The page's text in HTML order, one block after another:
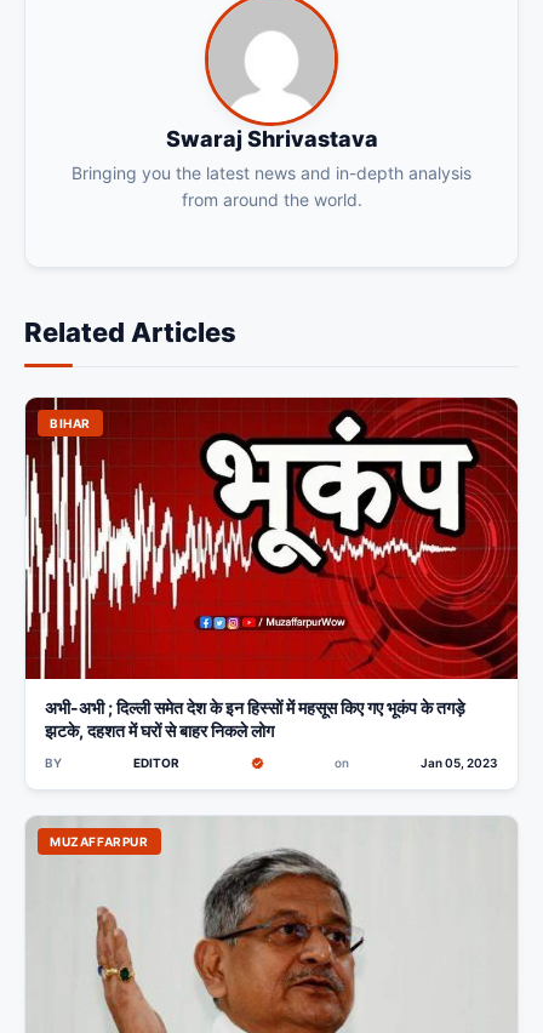
Swaraj Shrivastava
Bringing you the latest news and in-depth analysis
from around the world.
Related Articles
BIHAR
अभी-अभी ; दिल्ली समेत देश के इन हिस्सों में महसूस किए गए भूकंप के तगड़े
झटके, दहशत में घरों से बाहर निकले लोग
BY EDITOR on Jan 05, 2023
MUZAFFARPUR